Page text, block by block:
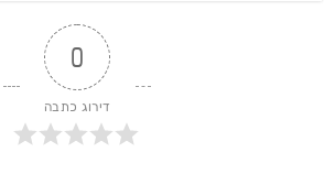
0
דירוג כתבה